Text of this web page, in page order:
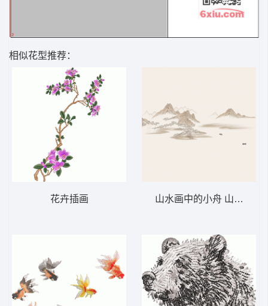
相似花型推荐：
花卉插画 山水画中的小舟 山水背景